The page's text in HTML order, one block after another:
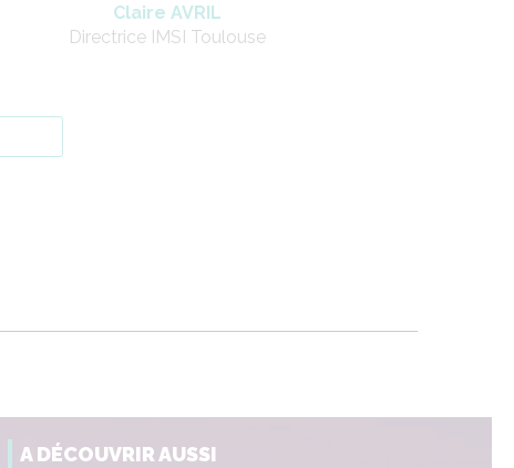
Claire AVRIL
Directrice IMSI Toulouse
A DÉCOUVRIR AUSSI